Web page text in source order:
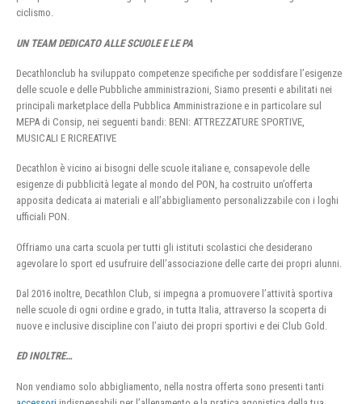
ciclismo.
UN TEAM DEDICATO ALLE SCUOLE E LE PA
Decathlonclub ha sviluppato competenze specifiche per soddisfare l’esigenze
delle scuole e delle Pubbliche amministrazioni, Siamo presenti e abilitati nei
principali marketplace della Pubblica Amministrazione e in particolare sul
MEPA di Consip, nei seguenti bandi: BENI: ATTREZZATURE SPORTIVE,
MUSICALI E RICREATIVE
Decathlon è vicino ai bisogni delle scuole italiane e, consapevole delle
esigenze di pubblicità legate al mondo del PON, ha costruito un’offerta
apposita dedicata ai materiali e all’abbigliamento personalizzabile con i loghi
ufficiali PON.
Offriamo una carta scuola per tutti gli istituti scolastici che desiderano
agevolare lo sport ed usufruire dell’associazione delle carte dei propri alunni.
Dal 2016 inoltre, Decathlon Club, si impegna a promuovere l’attività sportiva
nelle scuole di ogni ordine e grado, in tutta Italia, attraverso la scoperta di
nuove e inclusive discipline con l’aiuto dei propri sportivi e dei Club Gold.
ED INOLTRE…
Non vendiamo solo abbigliamento, nella nostra offerta sono presenti tanti